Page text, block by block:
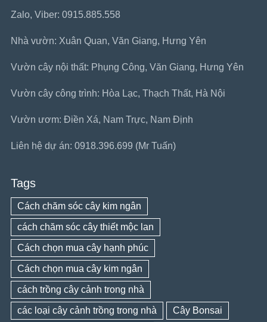
Zalo, Viber: 0915.885.558
Nhà vườn: Xuân Quan, Văn Giang, Hưng Yên
Vườn cây nội thất: Phụng Công, Văn Giang, Hưng Yên
Vườn cây công trình: Hòa Lạc, Thạch Thất, Hà Nội
Vườn ươm: Điền Xá, Nam Trực, Nam Định
Liên hệ dự án: 0918.396.699 (Mr Tuấn)
Tags
Cách chăm sóc cây kim ngân
cách chăm sóc cây thiết mộc lan
Cách chọn mua cây hạnh phúc
Cách chọn mua cây kim ngân
cách trồng cây cảnh trong nhà
các loại cây cảnh trồng trong nhà Cây Bonsai